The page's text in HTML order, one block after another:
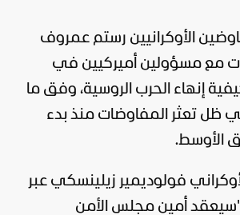
الأوكرانيين رستم عمروف
مع مسؤولين أميركيين في
إنهاء الحرب الروسية، وفق ما
ظل تعثر المفاوضات منذ بدء
الأوسط.
فولوديمير زيلينسكي عبر
أمين مجلس الأمن